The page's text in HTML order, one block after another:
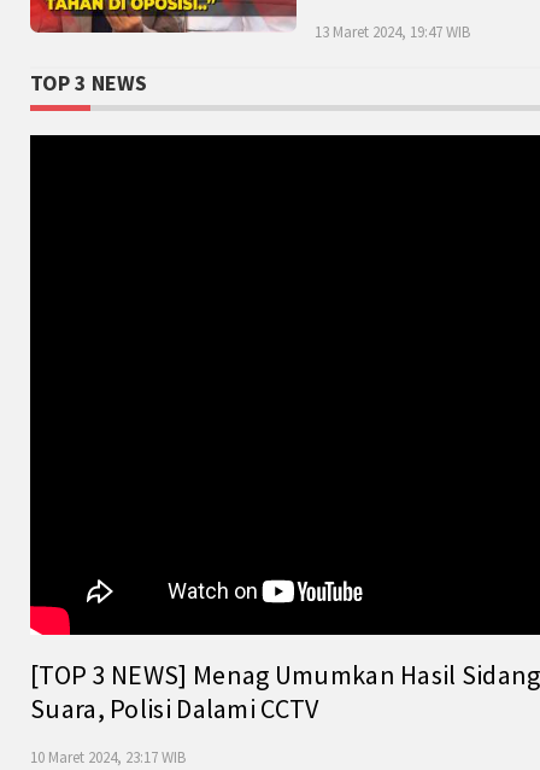
13 Maret 2024, 19:47 WIB
TOP 3 NEWS
[TOP 3 NEWS] Menag Umumkan Hasil
Suara, Polisi Dalami CCTV
10 Maret 2024, 23:17 WIB